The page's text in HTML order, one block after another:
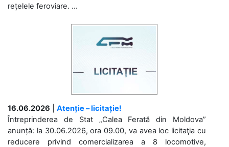
rețelele feroviare. ...
16.06.2026
Atenție – licitație!
Întreprinderea de Stat „Calea Ferată din Moldova”
anunță: la 30.06.2026, ora 09.00, va avea loc licitaţia cu
reducere privind comercializarea a 8 locomotive,